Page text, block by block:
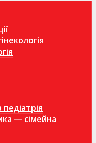
— сімейна